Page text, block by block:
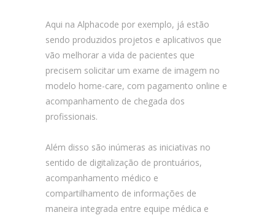
Aqui na Alphacode por exemplo, já estão
sendo produzidos projetos e aplicativos que
vão melhorar a vida de pacientes que
precisem solicitar um exame de imagem no
modelo home-care, com pagamento online e
acompanhamento de chegada dos
profissionais.
Além disso são inúmeras as iniciativas no
sentido de digitalização de prontuários,
acompanhamento médico e
compartilhamento de informações de
maneira integrada entre equipe médica e